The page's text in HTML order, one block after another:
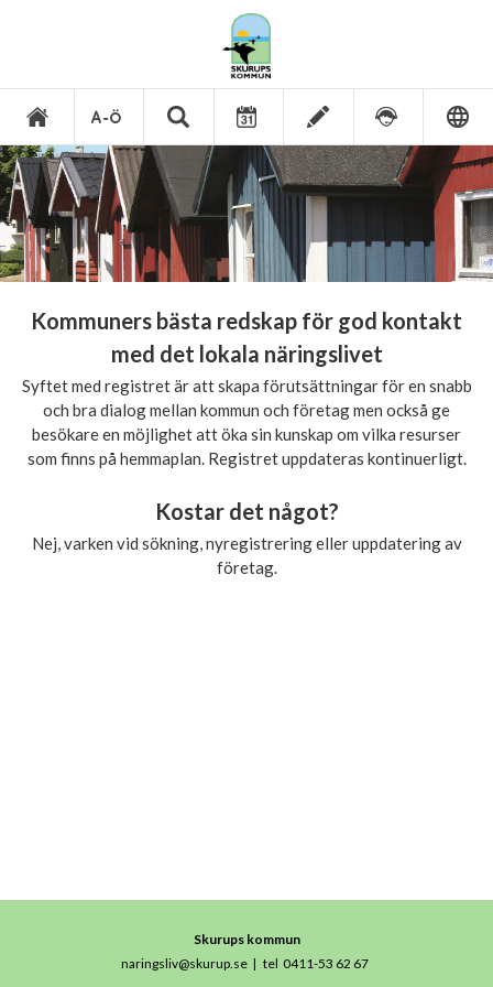
Kommuners bästa redskap för god kontakt
med det lokala näringslivet
Syftet med registret är att skapa förutsättningar för en snabb
och bra dialog mellan kommun och företag men också ge
besökare en möjlighet att öka sin kunskap om vilka resurser
som finns på hemmaplan. Registret uppdateras kontinuerligt.
Kostar det något?
Nej, varken vid sökning, nyregistrering eller uppdatering av
företag.
Skurups kommun
naringsliv@skurup.se| tel 0411-53 62 67